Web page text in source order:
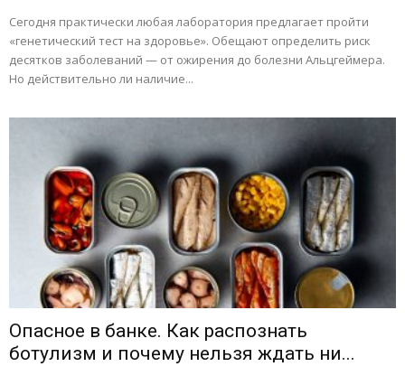
Сегодня практически любая лаборатория предлагает пройти
«генетический тест на здоровье». Обещают определить риск
десятков заболеваний — от ожирения до болезни Альцгеймера.
Но действительно ли наличие...
Опасное в банке. Как распознать
ботулизм и почему нельзя ждать ни...